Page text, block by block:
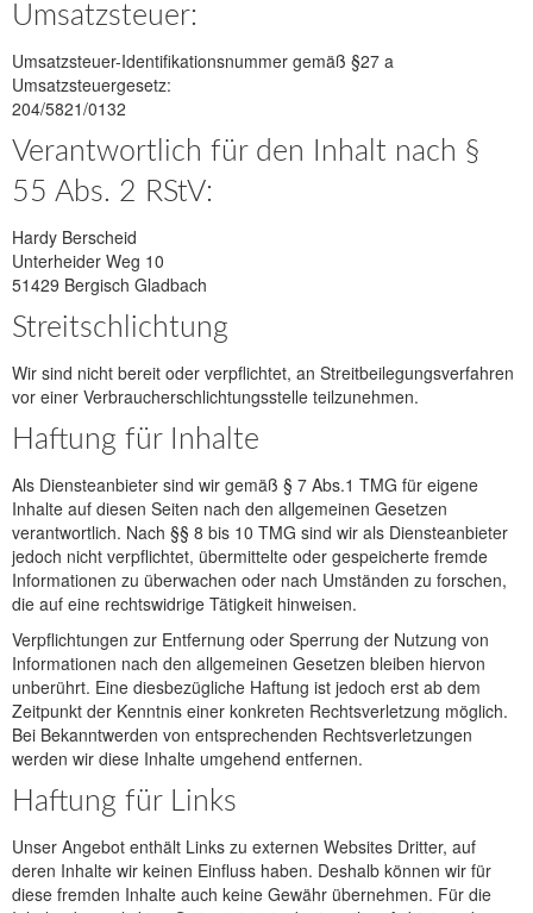
Umsatzsteuer:
Umsatzsteuer-Identifikationsnummer gemäß §27 a
Umsatzsteuergesetz:
204/5821/0132
Verantwortlich für den Inhalt nach §
55 Abs. 2 RStV:
Hardy Berscheid
Unterheider Weg 10
51429 Bergisch Gladbach
Streitschlichtung
Wir sind nicht bereit oder verpflichtet, an Streitbeilegungsverfahren
vor einer Verbraucherschlichtungsstelle teilzunehmen.
Haftung für Inhalte
Als Diensteanbieter sind wir gemäß § 7 Abs.1 TMG für eigene
Inhalte auf diesen Seiten nach den allgemeinen Gesetzen
verantwortlich. Nach §§ 8 bis 10 TMG sind wir als Diensteanbieter
jedoch nicht verpflichtet, übermittelte oder gespeicherte fremde
Informationen zu überwachen oder nach Umständen zu forschen,
die auf eine rechtswidrige Tätigkeit hinweisen.
Verpflichtungen zur Entfernung oder Sperrung der Nutzung von
Informationen nach den allgemeinen Gesetzen bleiben hiervon
unberührt. Eine diesbezügliche Haftung ist jedoch erst ab dem
Zeitpunkt der Kenntnis einer konkreten Rechtsverletzung möglich.
Bei Bekanntwerden von entsprechenden Rechtsverletzungen
werden wir diese Inhalte umgehend entfernen.
Haftung für Links
Unser Angebot enthält Links zu externen Websites Dritter, auf
deren Inhalte wir keinen Einfluss haben. Deshalb können wir für
diese fremden Inhalte auch keine Gewähr übernehmen. Für die